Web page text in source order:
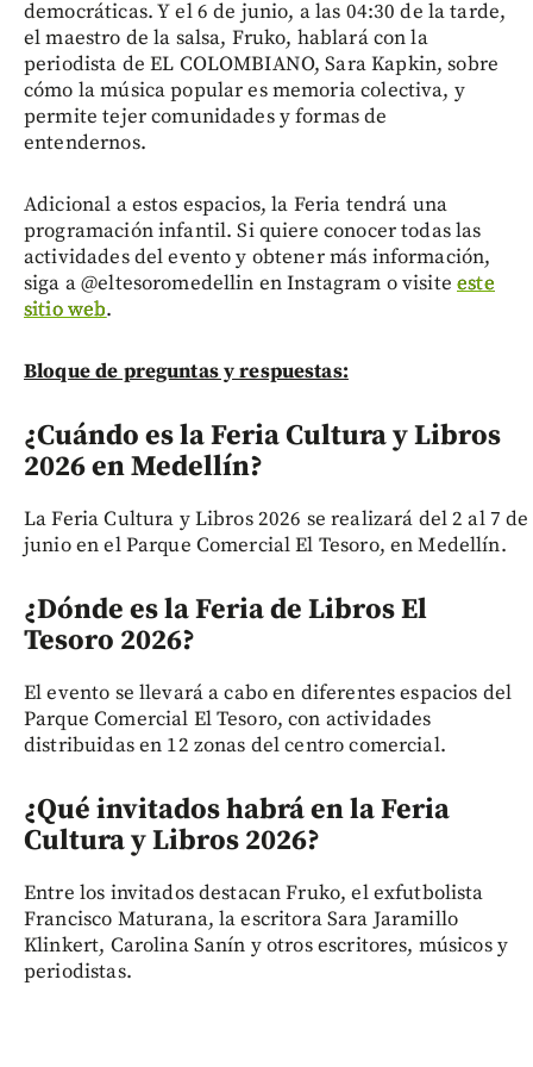
democráticas. Y el 6 de junio, a las 04:30 de la tarde,
el maestro de la salsa, Fruko, hablará con la
periodista de EL COLOMBIANO, Sara Kapkin, sobre
cómo la música popular es memoria colectiva, y
permite tejer comunidades y formas de
entendernos.
Adicional a estos espacios, la Feria tendrá una
programación infantil. Si quiere conocer todas las
actividades del evento y obtener más información,
siga a @eltesoromedellin en Instagram o visiteeste
sitio web.
Bloque de preguntas y respuestas:
¿Cuándo es la Feria Cultura y Libros
2026 en Medellín?
La Feria Cultura y Libros 2026 se realizará del 2 al 7 de
junio en el Parque Comercial El Tesoro, en Medellín.
¿Dónde es la Feria de Libros El
Tesoro 2026?
El evento se llevará a cabo en diferentes espacios del
Parque Comercial El Tesoro, con actividades
distribuidas en 12 zonas del centro comercial.
¿Qué invitados habrá en la Feria
Cultura y Libros 2026?
Entre los invitados destacan Fruko, el exfutbolista
Francisco Maturana, la escritora Sara Jaramillo
Klinkert, Carolina Sanín y otros escritores, músicos y
periodistas.